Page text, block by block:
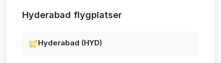
Hyderabad flygplatser
Hyderabad (HYD)